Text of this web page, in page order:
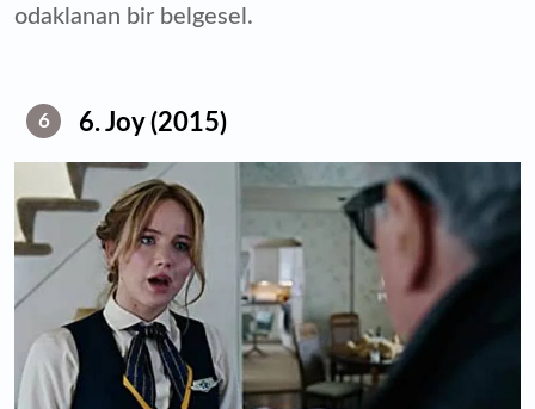
odaklanan bir belgesel.
6 6. Joy (2015)